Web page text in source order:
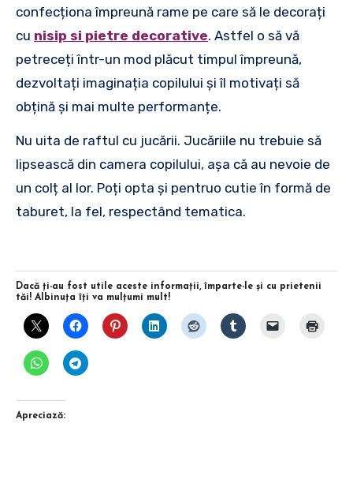
confecționa împreună rame pe care să le decorați
cu nisip si pietre decorative. Astfel o să vă
petreceți într-un mod plăcut timpul împreună,
dezvoltați imaginația copilului și îl motivați să
obțină și mai multe performanțe.
Nu uita de raftul cu jucării. Jucăriile nu trebuie să
lipsească din camera copilului, așa că au nevoie de
un colț al lor. Poți opta și pentruo cutie în formă de
taburet, la fel, respectând tematica.
Dacă ţi-au fost utile aceste informaţii, împarte-le şi cu prietenii
tăi! Albinuţa îţi va mulţumi mult!
Apreciază: